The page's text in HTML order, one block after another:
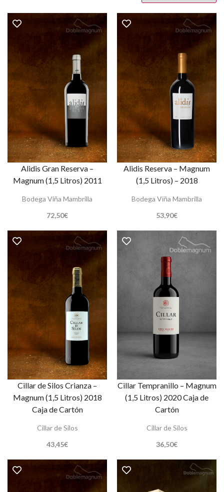
Alidis Gran Reserva –
Magnum (1,5 Litros) 2011
Bodega Viña Mambrilla
72,50€
Alidis Reserva – Magnum
(1,5 Litros) – 2018
Bodega Viña Mambrilla
53,90€
Cillar de Silos Crianza –
Magnum (1,5 Litros) 2018
Caja de Cartón
Cillar de Silos
43,45€
Cillar Tempranillo – Magnum
(1,5 Litros) 2020 Caja de
Cartón
Cillar de Silos
36,50€